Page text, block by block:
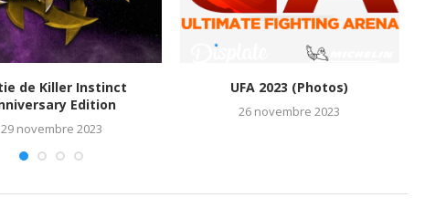
de Killer Instinct
Edition
29 novembre 2023
UFA 2023 (Photos)
26 novembre 2023